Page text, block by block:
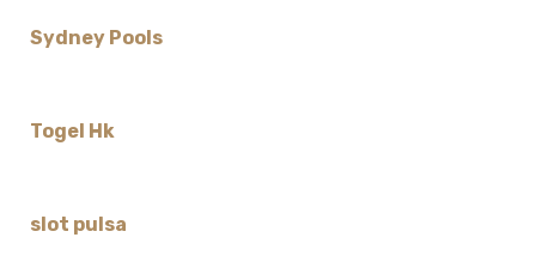
Sydney Pools
Togel Hk
slot pulsa